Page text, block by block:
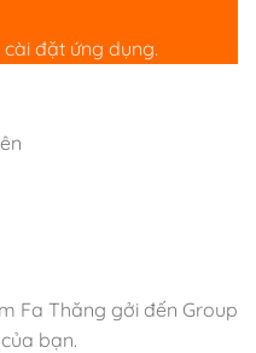
đặt ứng dụng.
Fa Thăng gởi đến Group
bạn.